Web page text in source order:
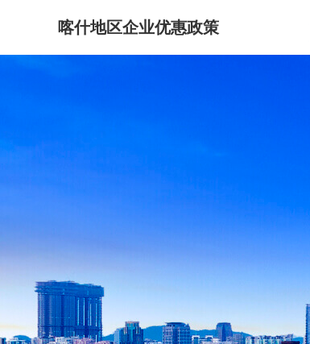
喀什地区企业优惠政策